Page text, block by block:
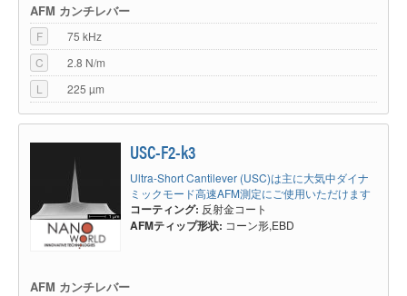
AFM カンチレバー
F
75 kHz
C
2.8 N/m
L
225 µm
USC-F2-k3
Ultra-Short Cantilever (USC)は主に大気中ダイナ
ミックモード高速AFM測定にご使用いただけます
コーティング: 反射金コート
AFMティップ形状: コーン形,EBD
AFM カンチレバー